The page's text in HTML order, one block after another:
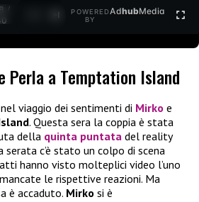
/
POWERED
BY
AdhubMedia
Perla a Temptation Island
viaggio dei sentimenti di Mirko e
. Questa sera la coppia è stata
della quinta puntata del reality
c’è stato un colpo di scena
hanno visto molteplici video l’uno
le rispettive reazioni. Ma
è accaduto. Mirko si è